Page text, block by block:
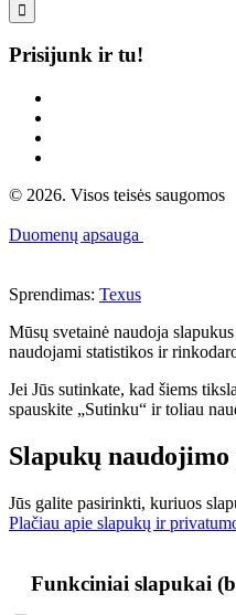

Prisijunk ir tu!
© 2026. Visos teisės saugomos
Duomenų apsauga
Sprendimas: Texus
Mūsų svetainė naudoja
naudojami statistikos ir
Jei Jūs sutinkate, kad šiems
spauskite „Sutinku“ ir toliau
Slapukų
Jūs galite pasirinkti, kuriuos
Plačiau apie slapukų ir
Funkciniai slapukai